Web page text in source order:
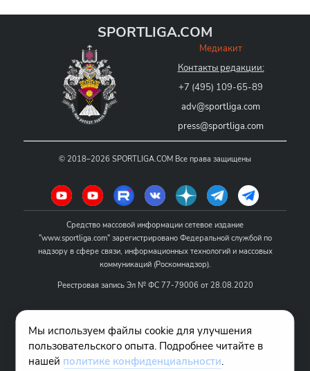
SPORTLIGA.COM
Медиакит
Контакты редакции:
+7 (495) 109-65-89
adv@sportliga.com
press@sportliga.com
© 2018–2026 SPORTLIGA.COM Все права защищены
Средство массовой информации сетевое издание
"www.sportliga.com" зарегистрировано Федеральной службой по
надзору в сфере связи, информационных технологий и массовых
коммуникаций (Роскомнадзор).
Реестровая запись Эл № ФС 77-79006 от 28.08.2020
Название - www.sportliga.com
Учредитель СМИ сетевого издания "www.sportliga.com": ИП Чамин
О.Н.
Мы используем файлы cookie для улучшения
пользовательского опыта. Подробнее читайте в
нашей политике конфиденциальности.